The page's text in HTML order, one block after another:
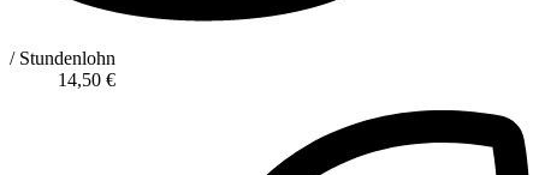
/ Stundenlohn
14,50 €